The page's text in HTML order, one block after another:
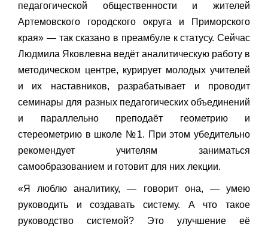
педагогической общественности и жителей
Артемовского городского округа и Приморского
края» — так сказано в преамбуле к статусу. Сейчас
Людмила Яковлевна ведёт аналитическую работу в
методическом центре, курирует молодых учителей
и их наставников, разрабатывает и проводит
семинары для разных педагогических объединений
и параллельно преподаёт геометрию и
стереометрию в школе №1. При этом убедительно
рекомендует учителям заниматься
самообразованием и готовит для них лекции.
«Я люблю аналитику, — говорит она, — умею
руководить и создавать систему. А что такое
руководство системой? Это улучшение её